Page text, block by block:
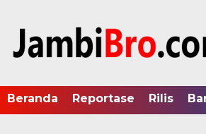
Beranda Reportase Rilis